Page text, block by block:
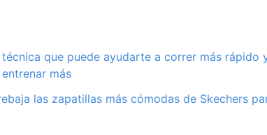
que puede ayudarte a correr más rápido
más
las zapatillas más cómodas de Skechers